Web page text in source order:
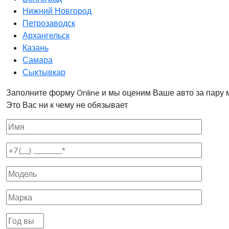
Нижний Новгород
Петрозаводск
Архангельск
Казань
Самара
Сыктывкар
Заполните форму Online и мы оценим Ваше авто за пару
Это Вас ни к чему не обязывает